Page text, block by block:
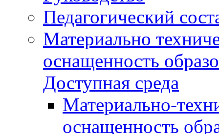
Педагогический
Материально
оснащенность
Доступная среда
Материально-
оснащенность